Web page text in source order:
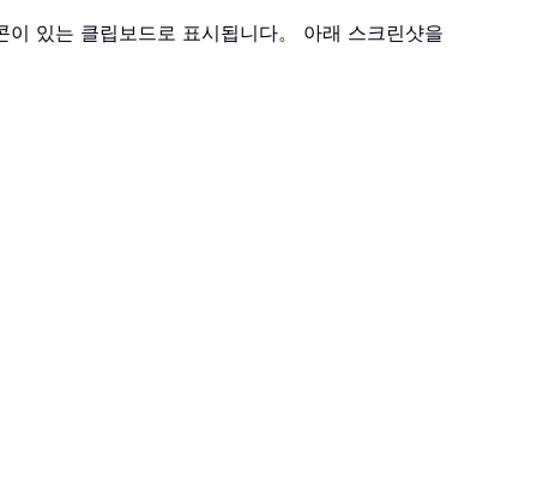
있는 클립보드로 표시됩니다。 아래 스크린샷을